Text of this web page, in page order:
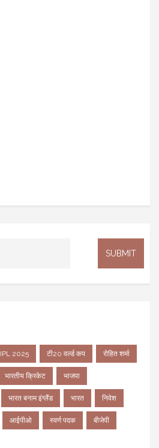
IPL 2025 टी20 वर्ल्ड कप रोहित शर्मा
भारतीय क्रिकेट भाजपा
भारत बनाम इंग्लैंड भारत निवेश
आईपीओ स्वर्ण पदक बीजेपी